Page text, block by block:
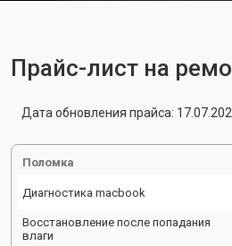
Прайс-лист на
Дата обновления прайса:
Поломка
Диагностика macbook
Восстановление после попадания
влаги